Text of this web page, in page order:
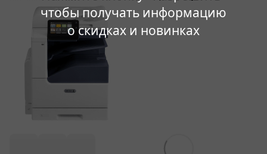
чтобы получать информацию
о скидках и новинках